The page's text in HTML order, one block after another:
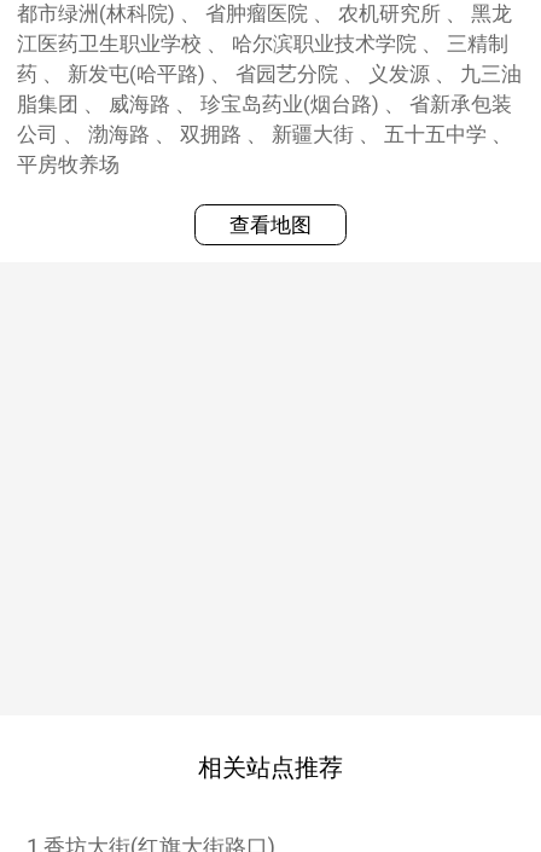
都市绿洲(林科院) 、 省肿瘤医院 、 农机研究所 、 黑龙
江医药卫生职业学校 、 哈尔滨职业技术学院 、 三精制
药 、 新发屯(哈平路) 、 省园艺分院 、 义发源 、 九三油
脂集团 、 威海路 、 珍宝岛药业(烟台路) 、 省新承包装
公司 、 渤海路 、 双拥路 、 新疆大街 、 五十五中学 、
平房牧养场
查看地图
相关站点推荐
1.香坊大街(红旗大街路口)